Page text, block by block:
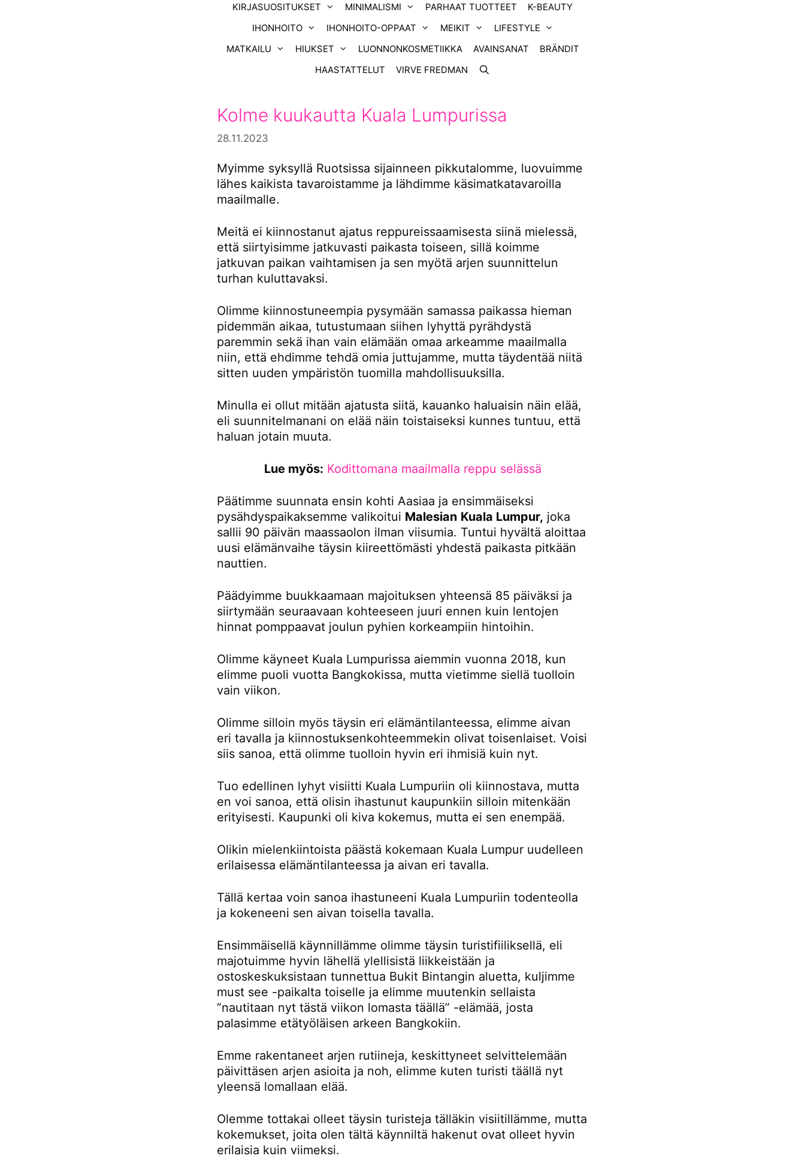
KIRJASUOSITUKSET MINIMALISMI PARHAAT TUOTTEET
K-BEAUTY
IHONHOITO
IHONHOITO-OPPAAT MEIKIT
LIFESTYLE
MATKAILU
HIUKSET LUONNONKOSMETIIKKA AVAINSANAT
BRÄNDIT
HAASTATTELUT
VIRVE FREDMAN
Kolme kuukautta Kuala Lumpurissa
28.11.2023
Myimme syksyllä Ruotsissa sijainneen pikkutalomme, luovuimme
lähes kaikista tavaroistamme ja lähdimme käsimatkatavaroilla
maailmalle.
Meitä ei kiinnostanut ajatus reppureissaamisesta siinä mielessä,
että siirtyisimme jatkuvasti paikasta toiseen, sillä koimme
jatkuvan paikan vaihtamisen ja sen myötä arjen suunnittelun
turhan kuluttavaksi.
Olimme kiinnostuneempia pysymään samassa paikassa hieman
pidemmän aikaa, tutustumaan siihen lyhyttä pyrähdystä
paremmin sekä ihan vain elämään omaa arkeamme maailmalla
niin, että ehdimme tehdä omia juttujamme, mutta täydentää niitä
sitten uuden ympäristön tuomilla mahdollisuuksilla.
Minulla ei ollut mitään ajatusta siitä, kauanko haluaisin näin elää,
eli suunnitelmanani on elää näin toistaiseksi kunnes tuntuu, että
haluan jotain muuta.
Lue myös: Kodittomana maailmalla reppu selässä
Päätimme suunnata ensin kohti Aasiaa ja ensimmäiseksi
pysähdyspaikaksemme valikoitui Malesian Kuala Lumpur, joka
sallii 90 päivän maassaolon ilman viisumia. Tuntui hyvältä aloittaa
uusi elämänvaihe täysin kiireettömästi yhdestä paikasta pitkään
nauttien.
Päädyimme buukkaamaan majoituksen yhteensä 85 päiväksi ja
siirtymään seuraavaan kohteeseen juuri ennen kuin lentojen
hinnat pomppaavat joulun pyhien korkeampiin hintoihin.
Olimme käyneet Kuala Lumpurissa aiemmin vuonna 2018, kun
elimme puoli vuotta Bangkokissa, mutta vietimme siellä tuolloin
vain viikon.
Olimme silloin myös täysin eri elämäntilanteessa, elimme aivan
eri tavalla ja kiinnostuksenkohteemmekin olivat toisenlaiset. Voisi
siis sanoa, että olimme tuolloin hyvin eri ihmisiä kuin nyt.
Tuo edellinen lyhyt visiitti Kuala Lumpuriin oli kiinnostava, mutta
en voi sanoa, että olisin ihastunut kaupunkiin silloin mitenkään
erityisesti. Kaupunki oli kiva kokemus, mutta ei sen enempää.
Olikin mielenkiintoista päästä kokemaan Kuala Lumpur uudelleen
erilaisessa elämäntilanteessa ja aivan eri tavalla.
Tällä kertaa voin sanoa ihastuneeni Kuala Lumpuriin todenteolla
ja kokeneeni sen aivan toisella tavalla.
Ensimmäisellä käynnillämme olimme täysin turistifiiliksellä, eli
majotuimme hyvin lähellä ylellisistä liikkeistään ja
ostoskeskuksistaan tunnettua Bukit Bintangin aluetta, kuljimme
must see -paikalta toiselle ja elimme muutenkin sellaista
”nautitaan nyt tästä viikon lomasta täällä” -elämää, josta
palasimme etätyöläisen arkeen Bangkokiin.
Emme rakentaneet arjen rutiineja, keskittyneet selvittelemään
päivittäsen arjen asioita ja noh, elimme kuten turisti täällä nyt
yleensä lomallaan elää.
Olemme tottakai olleet täysin turisteja tälläkin visiitillämme, mutta
kokemukset, joita olen tältä käynniltä hakenut ovat olleet hyvin
erilaisia kuin viimeksi.